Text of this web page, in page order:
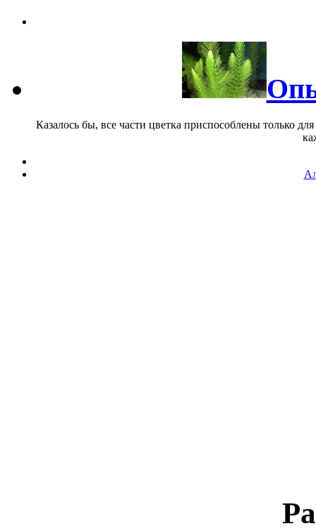
Казалось бы, все части цветка приспособлены только